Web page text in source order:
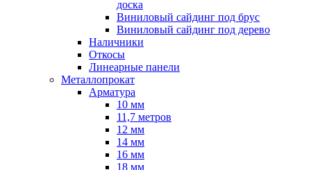
доска
Виниловый сайдинг под брус
Виниловый сайдинг под дерево
Наличники
Откосы
Линеарные панели
Металлопрокат
Арматура
10 мм
11,7 метров
12 мм
14 мм
16 мм
18 мм